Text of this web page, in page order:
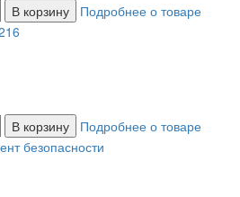
В корзину
Подробнее о товаре
В корзину
Подробнее о товаре
безопасности